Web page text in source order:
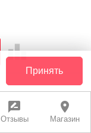
rate_review
Отзывы
place
Магазин
leaderboard
Принять